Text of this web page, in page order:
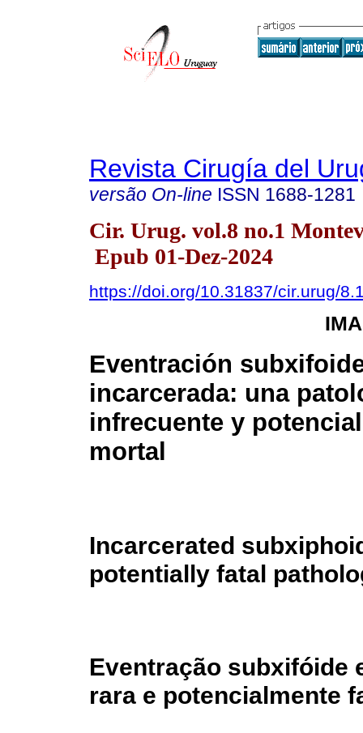
Revista Cirugía del
versão On-line ISSN 1688-1281
Cir. Urug. vol.8 no.1
Epub 01-Dez-2024
https://doi.org/10.31837/cir.urug/
Eventración
incarcerada: una
infrecuente y
mortal
Incarcerated
potentially fatal
Eventração subxifóide
rara e potencialmente